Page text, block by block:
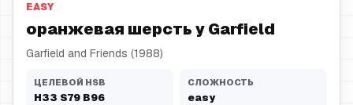
EASY
оранжевая шерсть у Garfield
Garfield and Friends (1988)
ЦЕЛЕВОЙ HSB
H33 S79 B96
СЛОЖНОСТЬ
easy